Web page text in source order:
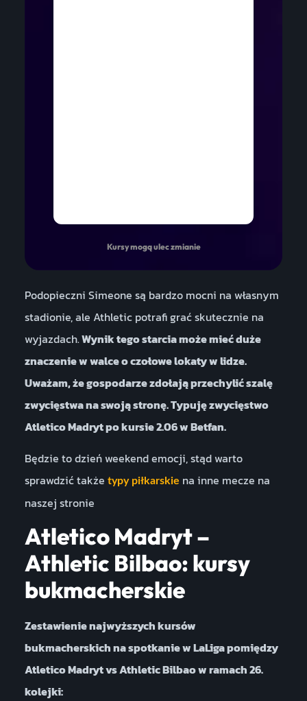
Kursy mogą ulec zmianie
Podopieczni Simeone są bardzo mocni na własnym
stadionie, ale Athletic potrafi grać skutecznie na
wyjazdach.Wynik tego starcia może mieć duże
znaczenie w walce o czołowe lokaty w lidze.
Uważam, że gospodarze zdołają przechylić szalę
zwycięstwa na swoją stronę. Typuję zwycięstwo
Atletico Madryt po kursie 2.06 w Betfan.
Będzie to dzień weekend emocji, stąd warto
sprawdzić także typy piłkarskie na inne mecze na
naszej stronie
Atletico Madryt –
Athletic Bilbao: kursy
bukmacherskie
Zestawienie najwyższych kursów
bukmacherskich na spotkanie w LaLiga pomiędzy
Atletico Madryt vs Athletic Bilbao w ramach 26.
kolejki: